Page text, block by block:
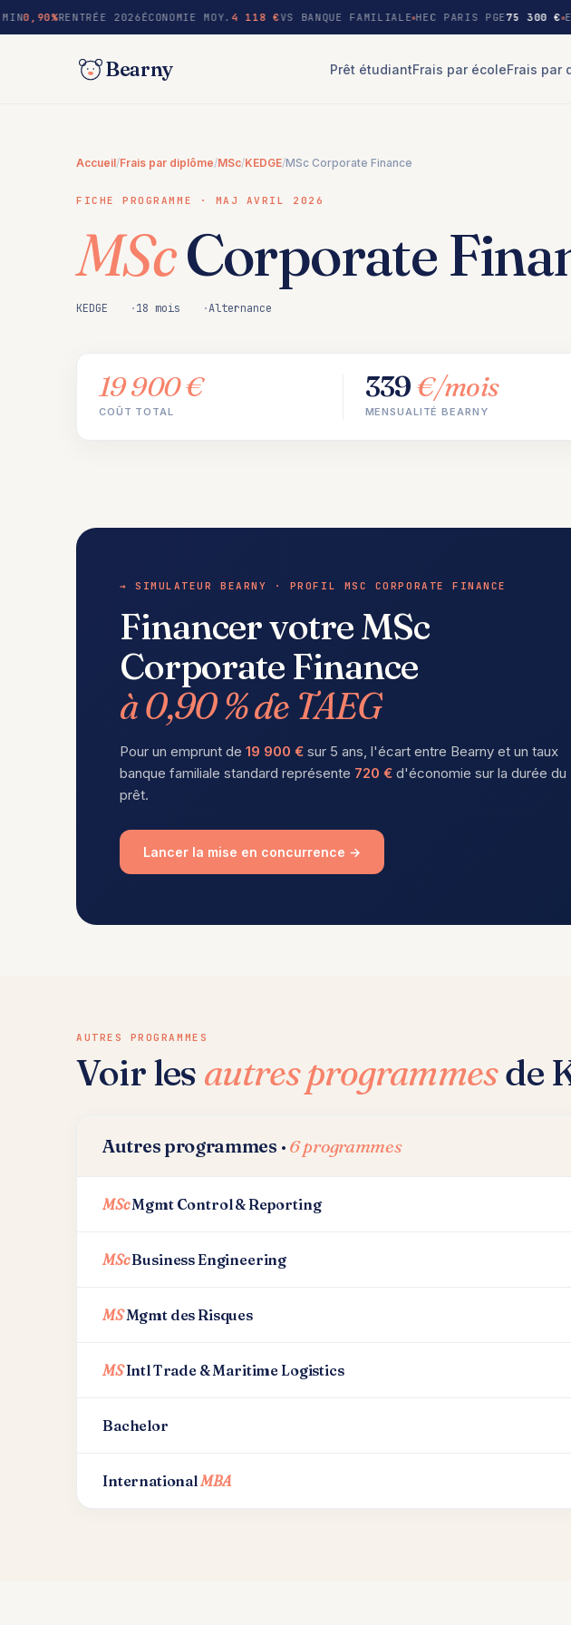
contenu
0,90%RENTRÉE 2026ÉCONOMIE MOY.4 118 €VS BANQUE FAMILIALE HEC PARIS PGE75 300 €
Bearny Prêt étudiantFrais par écoleFrais par
Accueil/Frais par diplôme/MSc/KEDGE/MSc Corporate Finance
FICHE PROGRAMME · MAJ AVRIL 2026
MScCorporate
KEDGE 18 mois Alternance
19 900 €
COÛT TOTAL
339€/mois
MENSUALITÉ BEARNY
→ SIMULATEUR BEARNY · PROFIL MSC CORPORATE FINANCE
Financer votre MSc
Corporate Finance
à 0,90 % de TAEG
Pour un emprunt de 19 900 € sur 5 ans, l'écart entre Bearny et un taux
banque familiale standard représente 720 € d'économie sur la durée du
prêt.
Lancer la mise en concurrence →
AUTRES PROGRAMMES
Voir les autres programmesde
Autres programmes · 6 programmes
MScMgmt Control & Reporting
MScBusiness Engineering
MSMgmt des Risques
MSIntl Trade & Maritime Logistics
Bachelor
InternationalMBA